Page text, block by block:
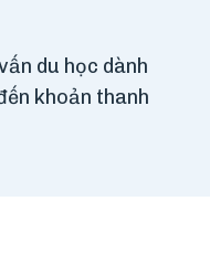
du học dành
khoản thanh